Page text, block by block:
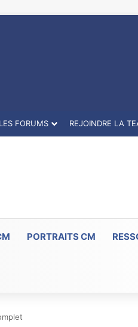
LES FORUMS REJOINDRE LA
PORTRAITS CM